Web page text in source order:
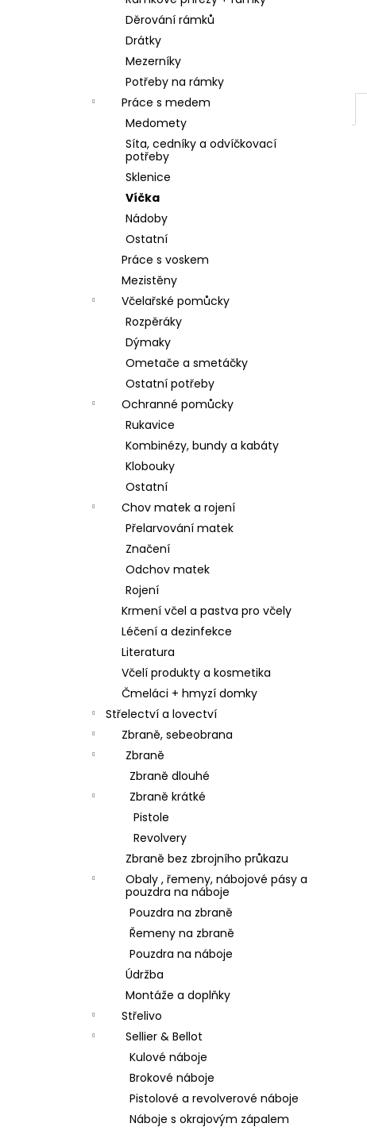
Děrování rámků
Drátky
Mezerníky
Potřeby na rámky
Práce s medem
Medomety
Síta, cedníky a odvíčkovací
potřeby
Sklenice
Víčka
Nádoby
Ostatní
Práce s voskem
Mezistěny
Včelařské pomůcky
Rozpěráky
Dýmaky
Ometače a smetáčky
Ostatní potřeby
Ochranné pomůcky
Rukavice
Kombinézy, bundy a kabáty
Klobouky
Ostatní
Chov matek a rojení
Přelarvování matek
Značení
Odchov matek
Rojení
Krmení včel a pastva pro včely
Léčení a dezinfekce
Literatura
Včelí produkty a kosmetika
Čmeláci + hmyzí domky
Střelectví a lovectví
Zbraně, sebeobrana
Zbraně
Zbraně dlouhé
Zbraně krátké
Pistole
Revolvery
Zbraně bez zbrojního průkazu
Obaly , řemeny, nábojové pásy a
pouzdra na náboje
Pouzdra na zbraně
Řemeny na zbraně
Pouzdra na náboje
Údržba
Montáže a doplňky
Střelivo
Sellier & Bellot
Kulové náboje
Brokové náboje
Pistolové a revolverové náboje
Náboje s okrajovým zápalem
SKLENICE SVAZOVÁ VČELA 770ML BEZ